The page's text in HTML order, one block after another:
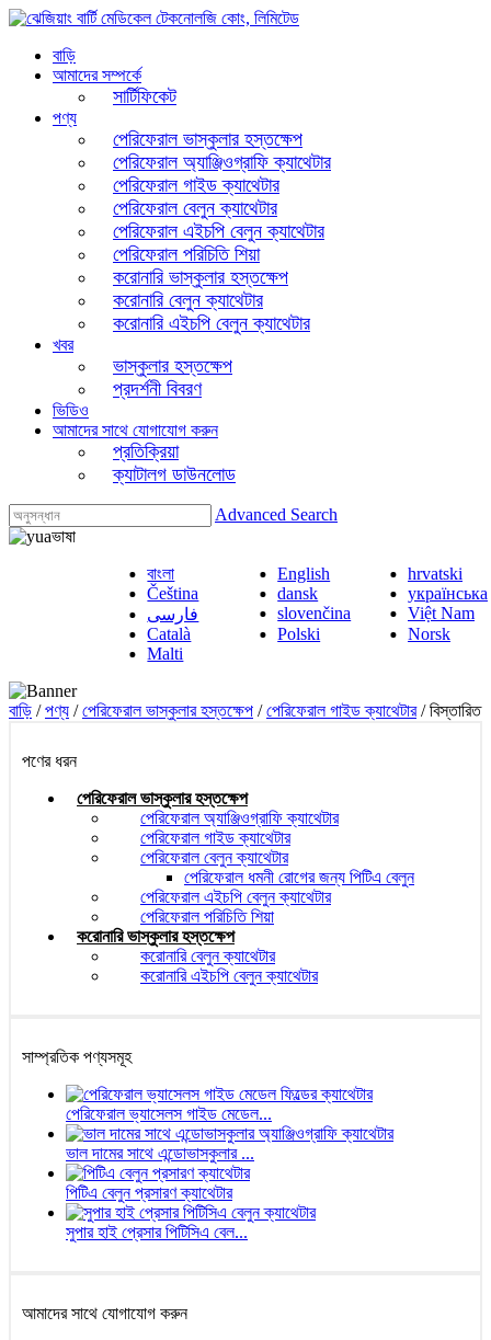
বাড়ি
আমাদের সম্পর্কে
সার্টিফিকেট
পণ্য
পেরিফেরাল ভাস্কুলার হস্তক্ষেপ
পেরিফেরাল অ্যাঞ্জিওগ্রাফি ক্যাথেটার
পেরিফেরাল গাইড ক্যাথেটার
পেরিফেরাল বেলুন ক্যাথেটার
পেরিফেরাল এইচপি বেলুন ক্যাথেটার
পেরিফেরাল পরিচিতি শিয়া
করোনারি ভাস্কুলার হস্তক্ষেপ
করোনারি বেলুন ক্যাথেটার
করোনারি এইচপি বেলুন ক্যাথেটার
খবর
ভাস্কুলার হস্তক্ষেপ
প্রদর্শনী বিবরণ
ভিডিও
আমাদের সাথে যোগাযোগ করুন
প্রতিক্রিয়া
ক্যাটালগ ডাউনলোড
Advanced Search
ভাষা
বাংলা
English
hrvatski
Čeština
dansk
українська
فارسی
slovenčina
Việt Nam
Català
Polski
Norsk
Malti
বাড়ি /পণ্য /পেরিফেরাল ভাস্কুলার হস্তক্ষেপ /পেরিফেরাল গাইড ক্যাথেটার/ বিস্তারিত
পণের ধরন
পেরিফেরাল ভাস্কুলার হস্তক্ষেপ
পেরিফেরাল অ্যাঞ্জিওগ্রাফি ক্যাথেটার
পেরিফেরাল গাইড ক্যাথেটার
পেরিফেরাল বেলুন ক্যাথেটার
পেরিফেরাল ধমনী রোগের জন্য পিটিএ বেলুন
পেরিফেরাল এইচপি বেলুন ক্যাথেটার
পেরিফেরাল পরিচিতি শিয়া
করোনারি ভাস্কুলার হস্তক্ষেপ
করোনারি বেলুন ক্যাথেটার
করোনারি এইচপি বেলুন ক্যাথেটার
সাম্প্রতিক পণ্যসমূহ
পেরিফেরাল ভ্যাসেলস গাইড মেডেল...
ভাল দামের সাথে এন্ডোভাসকুলার ...
পিটিএ বেলুন প্রসারণ ক্যাথেটার
সুপার হাই প্রেসার পিটিসিএ বেল...
আমাদের সাথে যোগাযোগ করুন